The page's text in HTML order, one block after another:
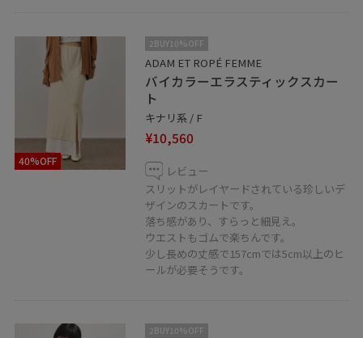
お気に入り♡フォロー♡
頂きますと大変嬉しいです^ ^
是非よろしくお願いします♡
40%OFF
2BUY10%OFF
ADAM ET ROPÉ FEMME
バイカラーエラスティックスカー
ト
キナリ系 / F
¥10,560
レビュー
スリットがレイヤードされている珍しいデ
ザインのスカートです。
落ち感があり、すらっと細見え。
ウエストもゴムで楽ちんです。
少し長めの丈感で157cmでは5cm以上のヒ
ールが必要そうです。
2BUY10%OFF